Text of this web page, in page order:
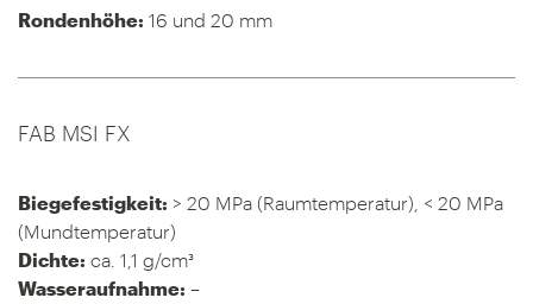
Rondenhöhe: 16 und 20 mm
FAB MSI FX
Biegefestigkeit: > 20 MPa (Raumtemperatur), < 20 MPa
(Mundtemperatur)
Dichte: ca. 1,1 g/cm³
Wasseraufnahme: –